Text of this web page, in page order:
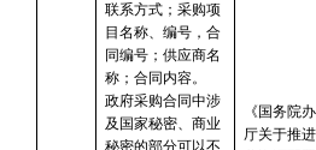
联系方式；采购项
目名称、编号，合
同编号；供应商名
称；合同内容。
政府采购合同中涉
及国家秘密、商业
秘密的部分可以不
《国务院
厅关于推